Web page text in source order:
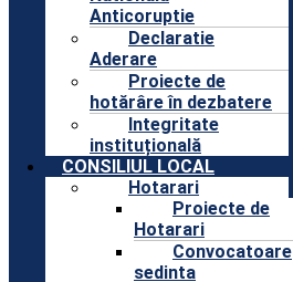
Anticoruptie
Declaratie
Aderare
Proiecte de
hotărâre în dezbatere
Integritate
instituțională
CONSILIUL LOCAL
Hotarari
Proiecte de
Hotarari
Convocatoare
sedinta